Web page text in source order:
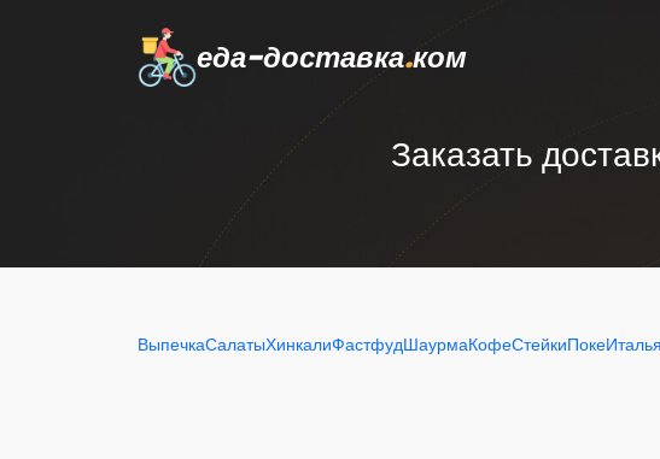
еда-доставка.ком
Заказать
ВыпечкаСалатыХинкалиФастфудШаурмаКофеСтейкиПоке